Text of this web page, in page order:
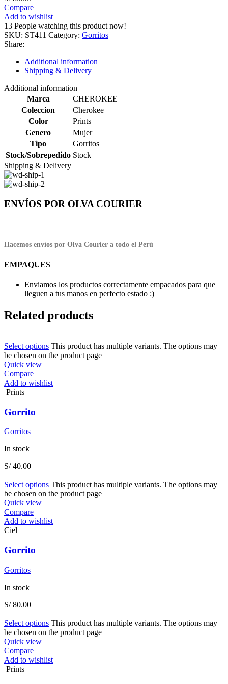
Compare
Add to wishlist
13 People watching this product now!
SKU: ST411 Category: Gorritos
Share:
Additional information
Shipping & Delivery
Additional information
Marca
CHEROKEE
Coleccion
Cherokee
Color
Prints
Genero
Mujer
Tipo
Gorritos
Stock/Sobrepedido Stock
Shipping & Delivery
ENVÍOS POR OLVA COURIER
Hacemos envíos por Olva Courier a todo el Perú
EMPAQUES
Enviamos los productos correctamente empacados para que
lleguen a tus manos en perfecto estado :)
Related products
Select options This product has multiple variants. The options may
be chosen on the product page
Quick view
Compare
Add to wishlist
Prints
Gorrito
Gorritos
In stock
S/40.00
Select options This product has multiple variants. The options may
be chosen on the product page
Quick view
Compare
Add to wishlist
Ciel
Gorrito
Gorritos
In stock
S/80.00
Select options This product has multiple variants. The options may
be chosen on the product page
Quick view
Compare
Add to wishlist
Prints